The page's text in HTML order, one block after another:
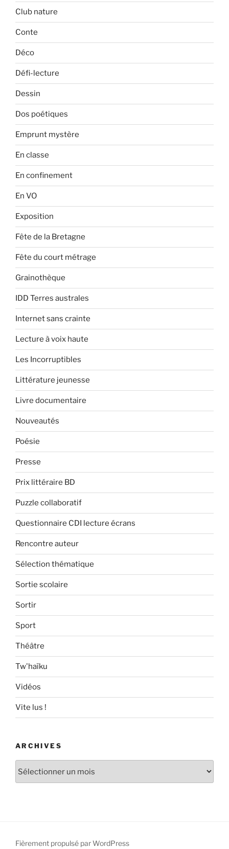
Club nature
Conte
Déco
Défi-lecture
Dessin
Dos poétiques
Emprunt mystère
En classe
En confinement
En VO
Exposition
Fête de la Bretagne
Fête du court métrage
Grainothèque
IDD Terres australes
Internet sans crainte
Lecture à voix haute
Les Incorruptibles
Littérature jeunesse
Livre documentaire
Nouveautés
Poésie
Presse
Prix littéraire BD
Puzzle collaboratif
Questionnaire CDI lecture écrans
Rencontre auteur
Sélection thématique
Sortie scolaire
Sortir
Sport
Théâtre
Tw'haïku
Vidéos
Vite lus !
ARCHIVES
Fièrement propulsé par WordPress